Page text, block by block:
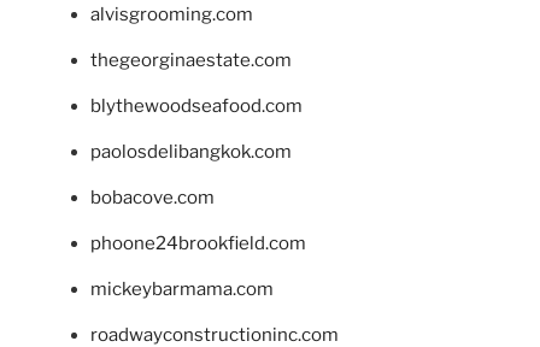
alvisgrooming.com
thegeorginaestate.com
blythewoodseafood.com
paolosdelibangkok.com
bobacove.com
phoone24brookfield.com
mickeybarmama.com
roadwayconstructioninc.com